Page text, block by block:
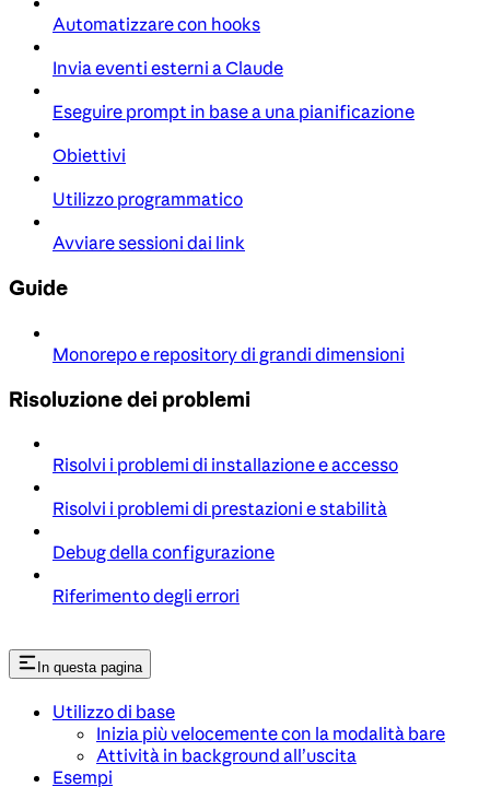
Automatizzare con hooks
Invia eventi esterni a Claude
Eseguire prompt in base a una pianificazione
Obiettivi
Utilizzo programmatico
Avviare sessioni dai link
Guide
Monorepo e repository di grandi dimensioni
Risoluzione dei problemi
Risolvi i problemi di installazione e accesso
Risolvi i problemi di prestazioni e stabilità
Debug della configurazione
Riferimento degli errori
In questa pagina
Utilizzo di base
Inizia più velocemente con la modalità bare
Attività in background all’uscita
Esempi